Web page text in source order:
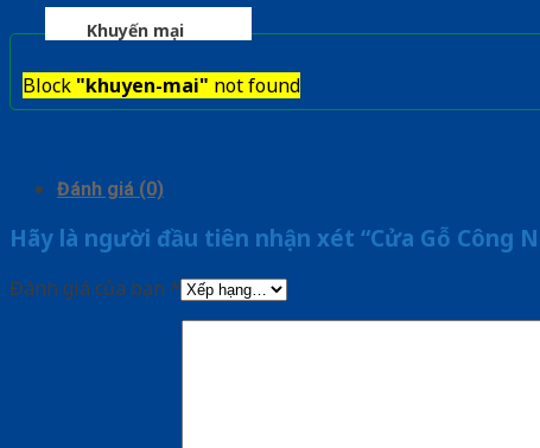
Khuyến mại
Block "khuyen-mai" not found
Đánh giá (0)
Hãy là người đầu tiên nhận xét “Cửa Gỗ Công
Đánh giá của bạn *